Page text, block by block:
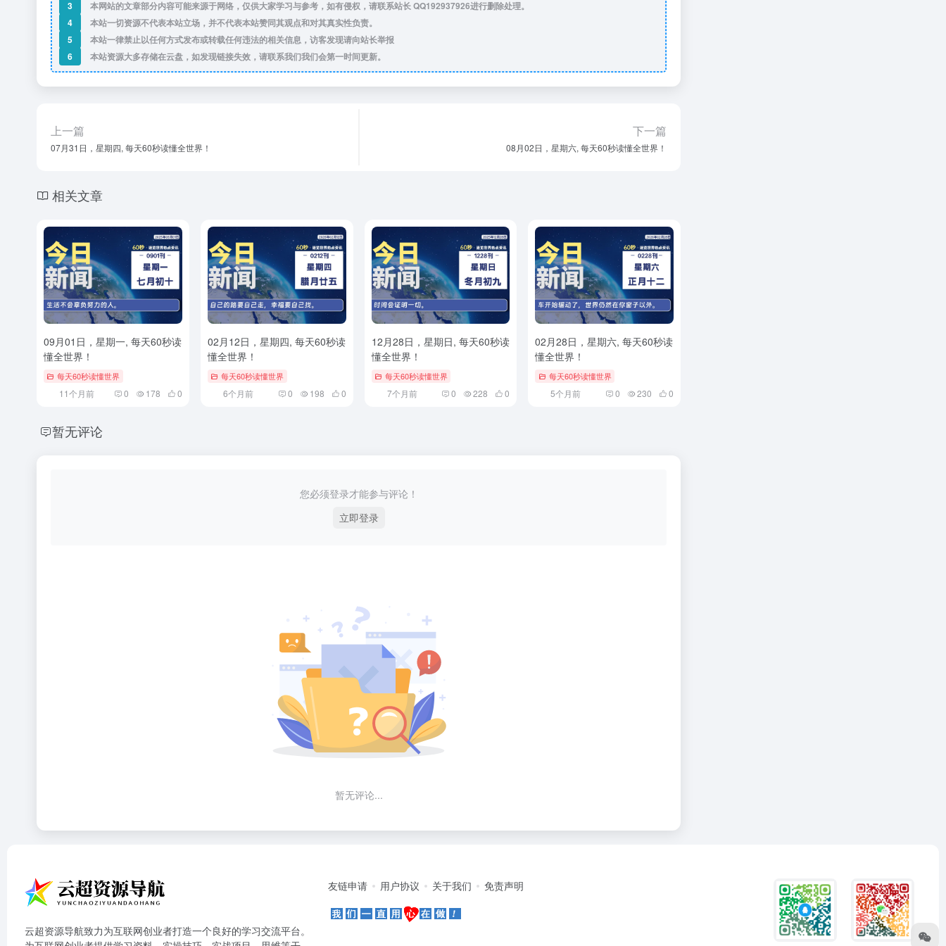
3 本网站的文章部分内容可能来源于网络，仅供大家学习与参考，如有侵权，请联系站长 QQ192937926进行删除处理。
4
本站一切资源不代表本站立场，并不代表本站赞同其观点和对其真实性负责。
5
本站一律禁止以任何方式发布或转载任何违法的相关信息，访客发现请向站长举报
6
本站资源大多存储在云盘，如发现链接失效，请联系我们我们会第一时间更新。
上一篇
07月31日，星期四, 每天60秒读懂全世界！
下一篇
08月02日，星期六, 每天60秒读懂全世界！
相关文章
09月01日，星期一, 每天60秒读
懂全世界！
每天60秒读懂世界
11个月前 0 178 0
02月12日，星期四, 每天60秒读
懂全世界！
每天60秒读懂世界
6个月前 0 198 0
12月28日，星期日, 每天60秒读
懂全世界！
每天60秒读懂世界
7个月前 0 228 0
02月28日，星期六, 每天60秒读
懂全世界！
每天60秒读懂世界
5个月前 0 230 0
暂无评论
您必须登录才能参与评论！
立即登录
暂无评论...
云超资源导航致力为互联网创业者打造一个良好的学习交流平台。
友链申请 用户协议 关于我们 免责声明